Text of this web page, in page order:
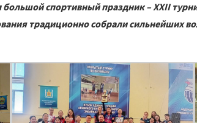
спортивный праздник – XXII
традиционно собрали сильнейших